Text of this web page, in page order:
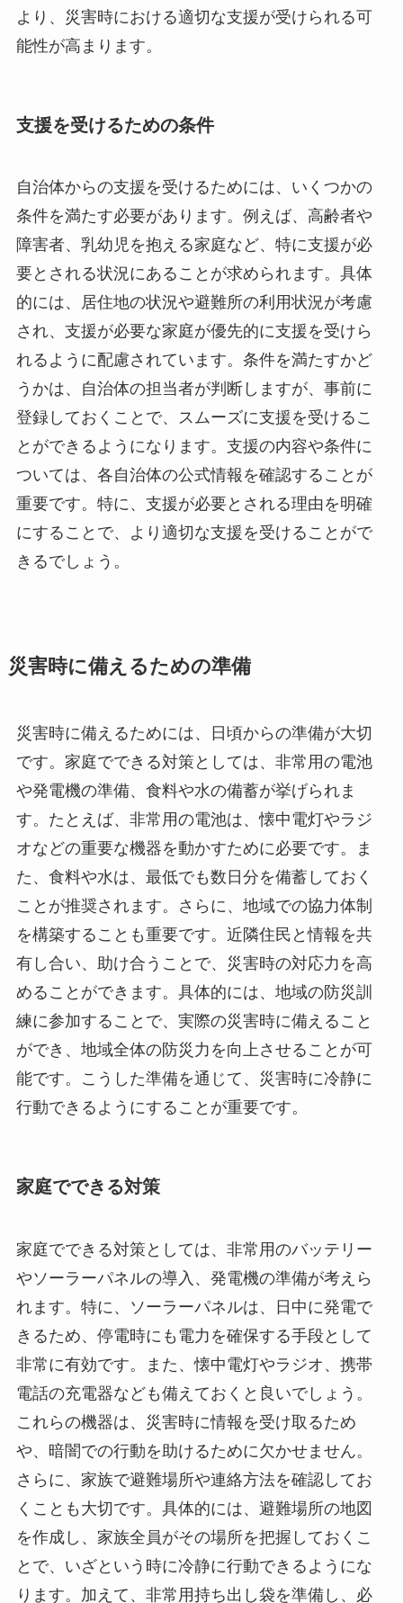
より、災害時における適切な支援が受けられる可
能性が高まります。
支援を受けるための条件
自治体からの支援を受けるためには、いくつかの
条件を満たす必要があります。例えば、高齢者や
障害者、乳幼児を抱える家庭など、特に支援が必
要とされる状況にあることが求められます。具体
的には、居住地の状況や避難所の利用状況が考慮
され、支援が必要な家庭が優先的に支援を受けら
れるように配慮されています。条件を満たすかど
うかは、自治体の担当者が判断しますが、事前に
登録しておくことで、スムーズに支援を受けるこ
とができるようになります。支援の内容や条件に
ついては、各自治体の公式情報を確認することが
重要です。特に、支援が必要とされる理由を明確
にすることで、より適切な支援を受けることがで
きるでしょう。
災害時に備えるための準備
災害時に備えるためには、日頃からの準備が大切
です。家庭でできる対策としては、非常用の電池
や発電機の準備、食料や水の備蓄が挙げられま
す。たとえば、非常用の電池は、懐中電灯やラジ
オなどの重要な機器を動かすために必要です。ま
た、食料や水は、最低でも数日分を備蓄しておく
ことが推奨されます。さらに、地域での協力体制
を構築することも重要です。近隣住民と情報を共
有し合い、助け合うことで、災害時の対応力を高
めることができます。具体的には、地域の防災訓
練に参加することで、実際の災害時に備えること
ができ、地域全体の防災力を向上させることが可
能です。こうした準備を通じて、災害時に冷静に
行動できるようにすることが重要です。
家庭でできる対策
家庭でできる対策としては、非常用のバッテリー
やソーラーパネルの導入、発電機の準備が考えら
れます。特に、ソーラーパネルは、日中に発電で
きるため、停電時にも電力を確保する手段として
非常に有効です。また、懐中電灯やラジオ、携帯
電話の充電器なども備えておくと良いでしょう。
これらの機器は、災害時に情報を受け取るため
や、暗闇での行動を助けるために欠かせません。
さらに、家族で避難場所や連絡方法を確認してお
くことも大切です。具体的には、避難場所の地図
を作成し、家族全員がその場所を把握しておくこ
とで、いざという時に冷静に行動できるようにな
ります。加えて、非常用持ち出し袋を準備し、必